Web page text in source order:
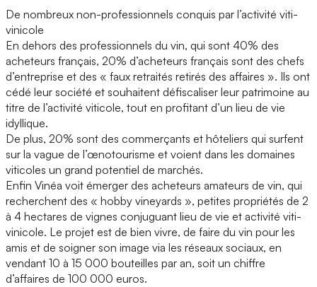
De nombreux non-professionnels conquis par l’activité viti-
vinicole
En dehors des professionnels du vin, qui sont 40% des
acheteurs français, 20% d’acheteurs français sont des chefs
d’entreprise et des « faux retraités retirés des affaires ». Ils ont
cédé leur société et souhaitent défiscaliser leur patrimoine au
titre de l’activité viticole, tout en profitant d’un lieu de vie
idyllique.
De plus, 20% sont des commerçants et hôteliers qui surfent
sur la vague de l’œnotourisme et voient dans les domaines
viticoles un grand potentiel de marchés.
Enfin Vinéa voit émerger des acheteurs amateurs de vin, qui
recherchent des « hobby vineyards », petites propriétés de 2
à 4 hectares de vignes conjuguant lieu de vie et activité viti-
vinicole. Le projet est de bien vivre, de faire du vin pour les
amis et de soigner son image via les réseaux sociaux, en
vendant 10 à 15 000 bouteilles par an, soit un chiffre
d’affaires de 100 000 euros.